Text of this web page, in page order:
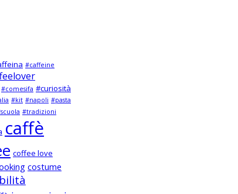
#caffeine
#comesifa #curiosità
#kit #napoli #pasta
#tradizioni
caffè
coffee love
costume